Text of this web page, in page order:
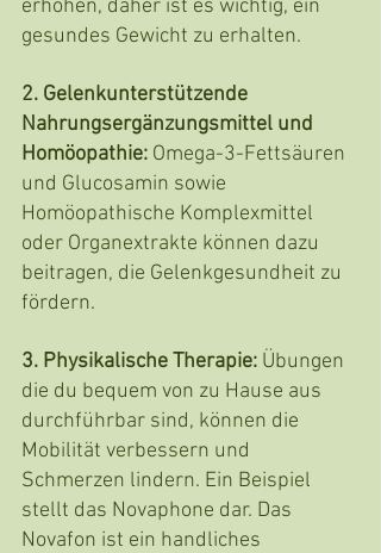
erhöhen, daher ist es wichtig, ein
gesundes Gewicht zu erhalten.
2. Gelenkunterstützende
Nahrungsergänzungsmittel und
Homöopathie: Omega-3-Fettsäuren
und Glucosamin sowie
Homöopathische Komplexmittel
oder Organextrakte können dazu
beitragen, die Gelenkgesundheit zu
fördern.
3. Physikalische Therapie: Übungen
die du bequem von zu Hause aus
durchführbar sind, können die
Mobilität verbessern und
Schmerzen lindern. Ein Beispiel
stellt das Novaphone dar. Das
Novafon ist ein handliches